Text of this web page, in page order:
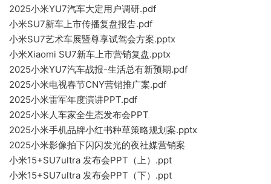
2025小米YU7汽车大定用户调研.pdf
小米SU7新车上市传播复盘报告.pdf
小米SU7艺术车展暨尊享试驾会方案.pptx
小米Xiaomi SU7新车上市营销复盘.pptx
2025小米YU7汽车战报-生活总有新预期.pdf
2025小米电视春节CNY营销推广案.pdf
2025小米雷军年度演讲PPT.pdf
2025小米人车家全生态发布会PPT
2025小米手机品牌小红书种草策略规划案.pptx
2025小米影像拍下闪闪发光的夜社媒营销案
小米15+SU7ultra 发布会PPT（上）.ppt
小米15+SU7ultra 发布会PPT（下）.ppt